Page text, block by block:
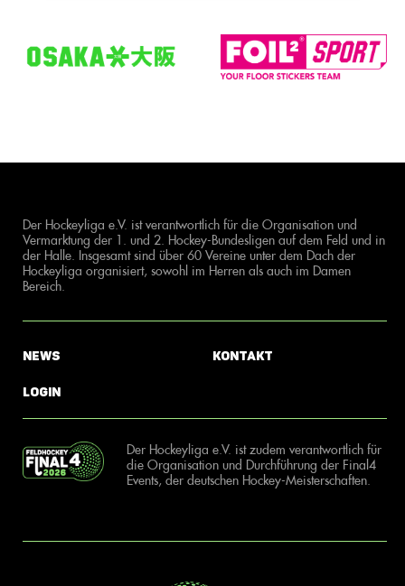
Der Hockeyliga e.V. ist verantwortlich für die Organisation und
Vermarktung der 1. und 2. Hockey-Bundesligen auf dem Feld und in
der Halle. Insgesamt sind über 60 Vereine unter dem Dach der
Hockeyliga organisiert, sowohl im Herren als auch im Damen
Bereich.
News
Login
Kontakt
Der Hockeyliga e.V. ist zudem verantwortlich für
die Organisation und Durchführung der Final4
Events, der deutschen Hockey-Meisterschaften.